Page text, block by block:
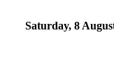
Saturday, 8